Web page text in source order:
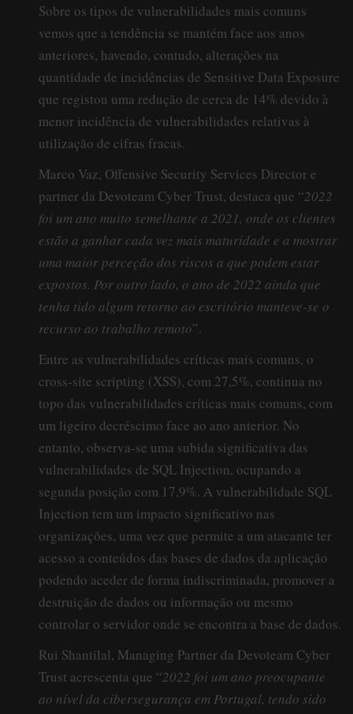
Sobre os tipos de vulnerabilidades mais comuns
vemos que a tendência se mantém face aos anos
anteriores, havendo, contudo, alterações na
quantidade de incidências de Sensitive Data Exposure
que registou uma redução de cerca de 14% devido à
menor incidência de vulnerabilidades relativas à
utilização de cifras fracas.
Marco Vaz, Offensive Security Services Director e
partner da Devoteam Cyber Trust, destaca que “2022
foi um ano muito semelhante a 2021, onde os clientes
estão a ganhar cada vez mais maturidade e a mostrar
uma maior perceção dos riscos a que podem estar
expostos. Por outro lado, o ano de 2022 ainda que
tenha tido algum retorno ao escritório manteve-se o
recurso ao trabalho remoto”.
Entre as vulnerabilidades críticas mais comuns, o
cross-site scripting (XSS), com 27,5%, continua no
topo das vulnerabilidades críticas mais comuns, com
um ligeiro decréscimo face ao ano anterior. No
entanto, observa-se uma subida significativa das
vulnerabilidades de SQL Injection, ocupando a
segunda posição com 17,9%. A vulnerabilidade SQL
Injection tem um impacto significativo nas
organizações, uma vez que permite a um atacante ter
acesso a conteúdos das bases de dados da aplicação
podendo aceder de forma indiscriminada, promover a
destruição de dados ou informação ou mesmo
controlar o servidor onde se encontra a base de dados.
Rui Shantilal, Managing Partner da Devoteam Cyber
Trust acrescenta que “2022 foi um ano preocupante
ao nível da cibersegurança em Portugal, tendo sido